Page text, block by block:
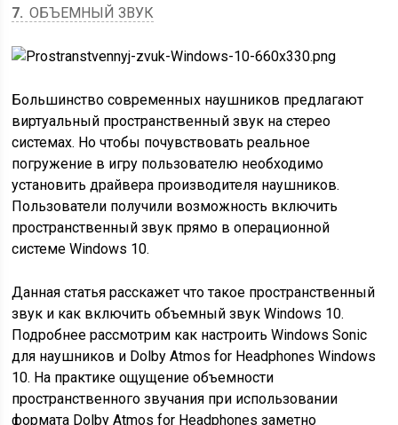
7 ОБЪЕМНЫЙ ЗВУК
Большинство современных наушников предлагают
виртуальный пространственный звук на стерео
системах. Но чтобы почувствовать реальное
погружение в игру пользователю необходимо
установить драйвера производителя наушников.
Пользователи получили возможность включить
пространственный звук прямо в операционной
системе Windows 10.
Данная статья расскажет что такое пространственный
звук и как включить объемный звук Windows 10.
Подробнее рассмотрим как настроить Windows Sonic
для наушников и Dolby Atmos for Headphones Windows
10. На практике ощущение объемности
пространственного звучания при использовании
формата Dolby Atmos for Headphones заметно